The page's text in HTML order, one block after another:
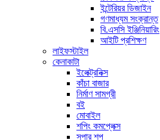
ইন্টেরিয়র ডিজাইন
গণমাধ্যম সংক্রান্ত
বি.এসসি ইঞ্জিনিয়ারিং
আইটি প্রশিক্ষণ
লাইফস্টাইল
কেনাকাটা
ইলেক্ট্রনিক্স
কাঁচা বাজার
নির্মাণ সামগ্রী
বই
মোবাইল
শপিং কমপ্লেক্স
সুপার শপ